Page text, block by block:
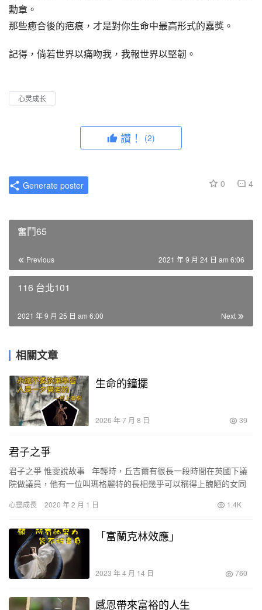
勳章。
那些癒合後的疤痕，才是對你生命中最高形式的嘉獎。
記得，倘若世界以痛吻我，我報世界以堅韌。
心灵成长
讚！ (2)
0 4
Generate poster
奮鬥65
Previous 2021 年 9 月 24 日 am 6:06
116 台北101
Next
2021 年 9 月 25 日 am 6:00
相關文章
生命的鐘擺
2026 年 7 月 8 日 39
君子之爭
君子之爭 惟雯說故事 年輕時，丘吉爾有很長一段時間在英國下議
院做議員，他有一位叫瑪格麗特的長相幾乎可以稱得上醜陋的女同
心靈成長 2020 年 2 月 1 日 1.4K
「富蘭克林效應」
2023 年 4 月 14 日 760
感恩帶來富裕的人生